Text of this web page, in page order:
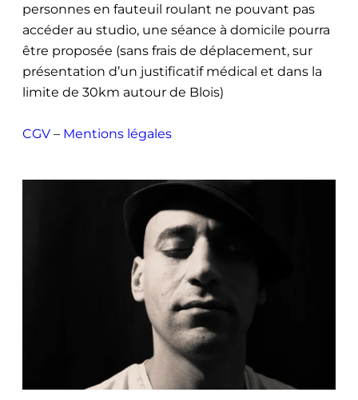
personnes en fauteuil roulant ne pouvant pas
accéder au studio, une séance à domicile pourra
être proposée (sans frais de déplacement, sur
présentation d’un justificatif médical et dans la
limite de 30km autour de Blois)
CGV – Mentions légales